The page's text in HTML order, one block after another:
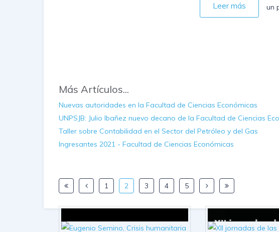
Leer más
un
Más Artículos...
Nuevas autoridades en la Facultad de Ciencias Económicas
UNPSJB: Julio Ibañez nuevo decano de la Facultad de Ciencias
Taller sobre Contabilidad en el Sector del Petróleo y del Gas
Ingresantes 2021 - Facultad de Ciencias Económicas
1 2 3 4 5